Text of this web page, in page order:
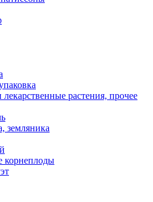
растения, прочее
земляника
корнеплоды